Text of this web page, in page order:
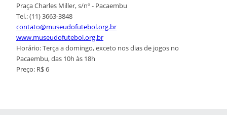
Praça Charles Miller, s/nº - Pacaembu
Tel.: (11) 3663-3848
contato@museudofutebol.org.br
www.museudofutebol.org.br
Horário: Terça a domingo, exceto nos dias de jogos no
Pacaembu, das 10h às 18h
Preço: R$ 6